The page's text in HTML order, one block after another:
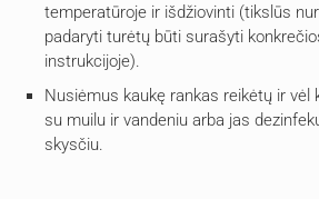
temperatūroje ir išdžiovinti (tikslūs
padaryti turėtų būti surašyti
instrukcijoje).
Nusiėmus kaukę rankas reikėtų ir vėl
su muilu ir vandeniu arba jas
skysčiu.